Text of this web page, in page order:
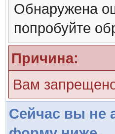
Обнаружена
попробуйте
Причина:
Вам
Сейчас вы не